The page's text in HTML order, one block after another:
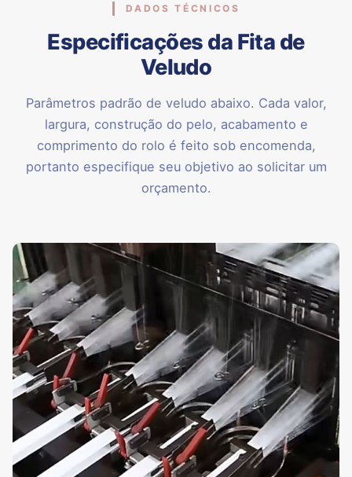
DADOS TÉCNICOS
Especificações da Fita de
Veludo
Parâmetros padrão de veludo abaixo. Cada valor,
largura, construção do pelo, acabamento e
comprimento do rolo é feito sob encomenda,
portanto especifique seu objetivo ao solicitar um
orçamento.